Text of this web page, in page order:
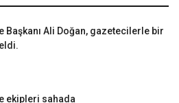
Başkanı Ali Doğan, gazetecilerle bir
ekipleri sahada